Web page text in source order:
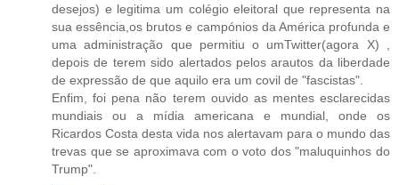
desejos) e legitima um colégio eleitoral que representa na
sua essência,os brutos e campónios da América profunda e
uma administração que permitiu o umTwitter(agora X) ,
depois de terem sido alertados pelos arautos da liberdade
de expressão de que aquilo era um covil de "fascistas".
Enfim, foi pena não terem ouvido as mentes esclarecidas
mundiais ou a mídia americana e mundial, onde os
Ricardos Costa desta vida nos alertavam para o mundo das
trevas que se aproximava com o voto dos "maluquinhos do
Trump".